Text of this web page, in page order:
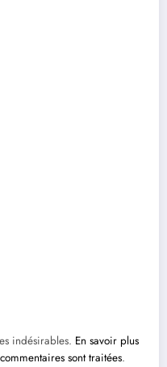
indésirables. En savoir plus
sont traitées.